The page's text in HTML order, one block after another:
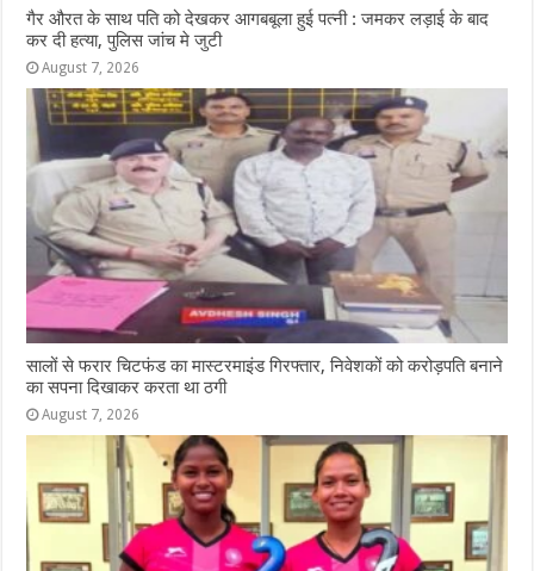
गैर औरत के साथ पति को देखकर आगबबूला हुई पत्नी : जमकर लड़ाई के बाद
कर दी हत्या, पुलिस जांच मे जुटी
August 7, 2026
सालों से फरार चिटफंड का मास्टरमाइंड गिरफ्तार, निवेशकों को करोड़पति बनाने
का सपना दिखाकर करता था ठगी
August 7, 2026